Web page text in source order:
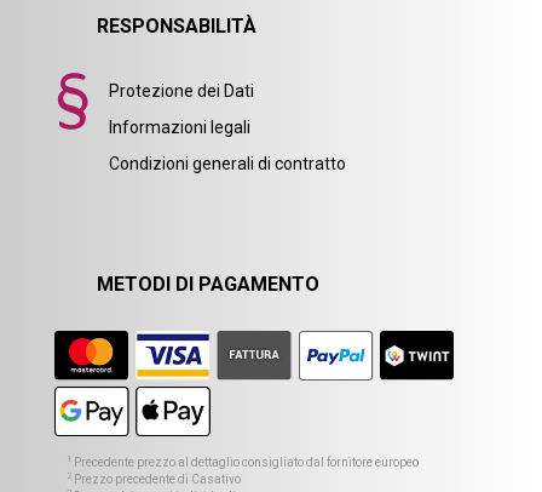
RESPONSABILITÀ
Protezione dei Dati
Informazioni legali
Condizioni generali di contratto
METODI DI PAGAMENTO
1 Precedente prezzo al dettaglio consigliato dal fornitore europeo
2 Prezzo precedente di Casativo